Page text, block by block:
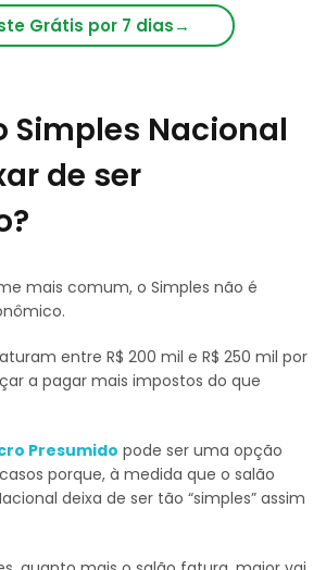
Grátis por 7 dias→
Simples Nacional
de ser
mais comum, o Simples não é
entre R$ 200 mil e R$ 250 mil por
a pagar mais impostos do que
Presumido pode ser uma opção
porque, à medida que o salão
deixa de ser tão “simples” assim